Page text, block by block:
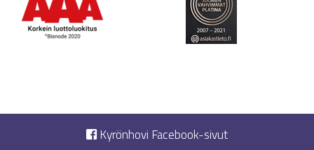
Kyrönhovi Facebook-sivut